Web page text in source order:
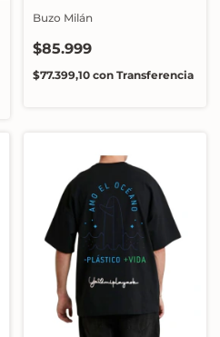
Buzo Milán
$85.999
$77.399,10 con Transferencia